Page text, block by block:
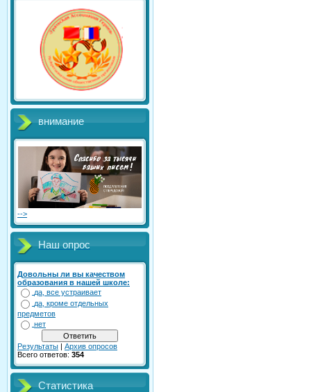
внимание
-->
Наш опрос
Довольны ли вы качеством
образования в нашей школе:
да, все устраивает
да, кроме отдельных
предметов
нет
Результаты | Архив опросов
Всего ответов: 354
Статистика